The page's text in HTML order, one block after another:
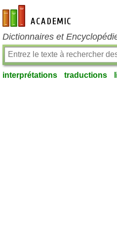
fr-academic.com
Dictionnaires et
interprétations traductions